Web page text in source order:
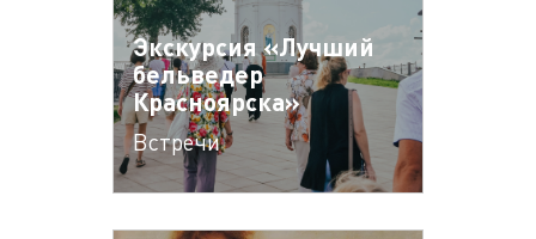
Экскурсия «Лучший
бельведер
Красноярска»
Встречи